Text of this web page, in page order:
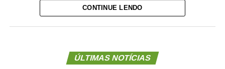
O Desenrola Adimplentes é uma das três frentes
Além dos trabalhadores informais, o pacote inclui uma
CONTINUE LENDO
ÚLTIMAS NOTÍCIAS